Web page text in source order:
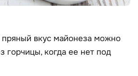
вкус майонеза можно
горчицы, когда ее нет под